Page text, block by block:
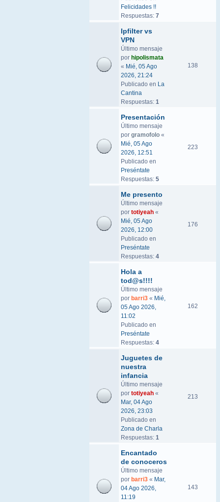
Felicidades !!
Respuestas: 7
Ipfilter vs
VPN
Último mensaje
por hipolismata
« Mié, 05 Ago
2026, 21:24
Publicado en La
Cantina
Respuestas: 1
138
Presentación
Último mensaje
por gramofolo «
Mié, 05 Ago
2026, 12:51
Publicado en
Preséntate
Respuestas: 5
223
Me presento
Último mensaje
por totiyeah «
Mié, 05 Ago
2026, 12:00
Publicado en
Preséntate
Respuestas: 4
176
Hola a
tod@s!!!!
Último mensaje
por barri3 « Mié,
05 Ago 2026,
11:02
Publicado en
Preséntate
Respuestas: 4
162
Juguetes de
nuestra
infancia
Último mensaje
por totiyeah «
Mar, 04 Ago
2026, 23:03
Publicado en
Zona de Charla
Respuestas: 1
213
Encantado
de conoceros
Último mensaje
por barri3 « Mar,
04 Ago 2026,
11:19
143